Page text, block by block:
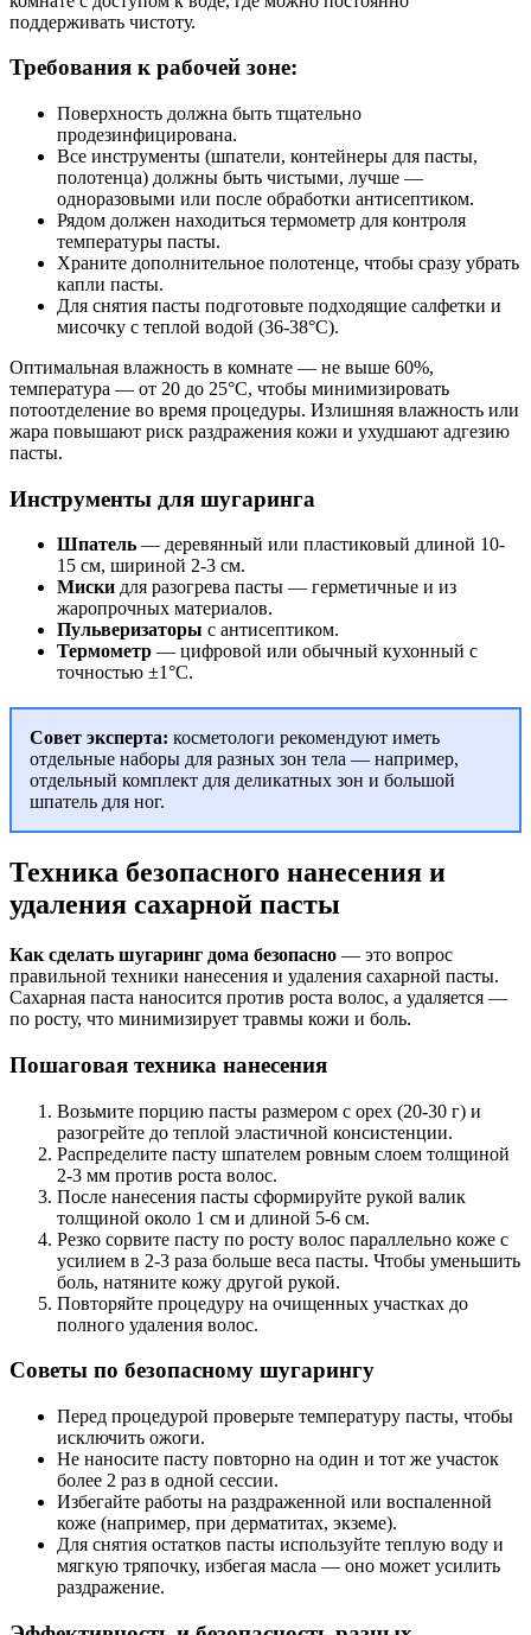
поддерживать чистоту.
Требования к рабочей зоне:
Поверхность должна быть тщательно
продезинфицирована.
Все инструменты (шпатели, контейнеры для пасты,
полотенца) должны быть чистыми, лучше —
одноразовыми или после обработки антисептиком.
Рядом должен находиться термометр для контроля
температуры пасты.
Храните дополнительное полотенце, чтобы сразу убрать
капли пасты.
Для снятия пасты подготовьте подходящие салфетки и
мисочку с теплой водой (36-38°C).
Оптимальная влажность в комнате — не выше 60%,
температура — от 20 до 25°C, чтобы минимизировать
потоотделение во время процедуры. Излишняя влажность или
жара повышают риск раздражения кожи и ухудшают адгезию
пасты.
Инструменты для шугаринга
Шпатель — деревянный или пластиковый длиной 10-
15 см, шириной 2-3 см.
Миски для разогрева пасты — герметичные и из
жаропрочных материалов.
Пульверизаторы с антисептиком.
Термометр — цифровой или обычный кухонный с
точностью ±1°C.
Совет эксперта: косметологи рекомендуют иметь
отдельные наборы для разных зон тела — например,
отдельный комплект для деликатных зон и большой
шпатель для ног.
Техника безопасного нанесения и
удаления сахарной пасты
Как сделать шугаринг дома безопасно — это вопрос
правильной техники нанесения и удаления сахарной пасты.
Сахарная паста наносится против роста волос, а удаляется —
по росту, что минимизирует травмы кожи и боль.
Пошаговая техника нанесения
Возьмите порцию пасты размером с орех (20-30 г) и
разогрейте до теплой эластичной консистенции.
Распределите пасту шпателем ровным слоем толщиной
2-3 мм против роста волос.
После нанесения пасты сформируйте рукой валик
толщиной около 1 см и длиной 5-6 см.
Резко сорвите пасту по росту волос параллельно коже с
усилием в 2-3 раза больше веса пасты. Чтобы уменьшить
боль, натяните кожу другой рукой.
Повторяйте процедуру на очищенных участках до
полного удаления волос.
Советы по безопасному шугарингу
Перед процедурой проверьте температуру пасты, чтобы
исключить ожоги.
Не наносите пасту повторно на один и тот же участок
более 2 раз в одной сессии.
Избегайте работы на раздраженной или воспаленной
коже (например, при дерматитах, экземе).
Для снятия остатков пасты используйте теплую воду и
мягкую тряпочку, избегая масла — оно может усилить
раздражение.